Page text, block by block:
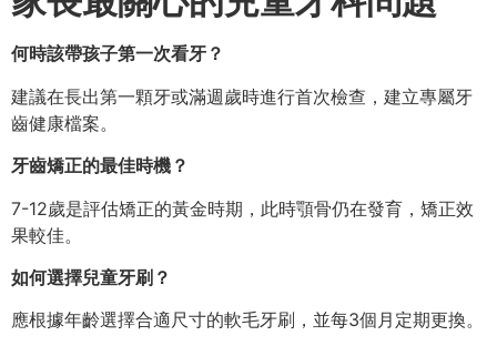
何時該帶孩子第一次看牙？
建議在長出第一顆牙或滿週歲時進行首次檢查，建立專屬牙
齒健康檔案。
牙齒矯正的最佳時機？
7-12歲是評估矯正的黃金時期，此時顎骨仍在發育，矯正效
果較佳。
如何選擇兒童牙刷？
應根據年齡選擇合適尺寸的軟毛牙刷，並每3個月定期更換。